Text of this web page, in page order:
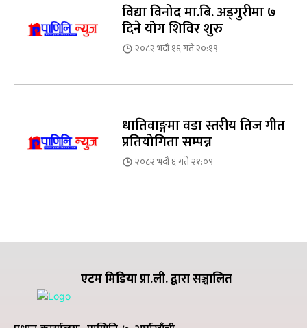
विद्या विनोद मा.बि. अड्गुरीमा ७
दिने योग शिविर शुरु
२०८२ भदौ १६ गते २०:१९
धातिवाङ्गमा वडा स्तरीय तिज गीत
प्रतियोगिता सम्पन्न
२०८२ भदौ ६ गते २१:०९
एटम मिडिया प्रा.ली. द्वारा सञ्चालित